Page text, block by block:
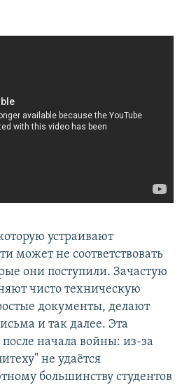
устраивают
может не соответствовать
они поступили. Зачастую
чисто техническую
документы, делают
и так далее. Эта
после начала войны: из-за
не удаётся
большинству студентов